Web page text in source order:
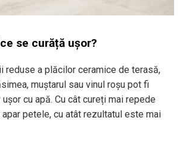
se curăță ușor?
reduse a plăcilor ceramice de terasă,
muștarul sau vinul roșu pot fi
cu apă. Cu cât cureți mai repede
petele, cu atât rezultatul este mai